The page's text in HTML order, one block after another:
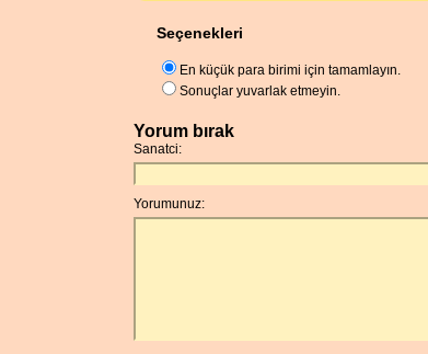
Seçenekleri
En küçük para birimi için tamamlayın.
Sonuçlar yuvarlak etmeyin.
Yorum bırak
Sanatci:
Yorumunuz: